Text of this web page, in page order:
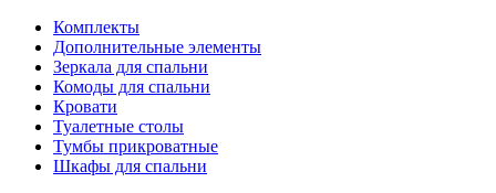
Комплекты
Дополнительные элементы
Зеркала для спальни
Комоды для спальни
Кровати
Туалетные столы
Тумбы прикроватные
Шкафы для спальни